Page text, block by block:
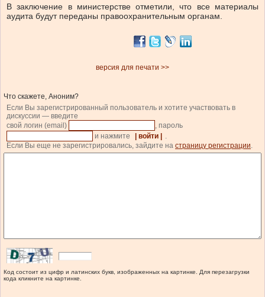
В заключение в министерстве отметили, что все материалы
аудита будут переданы правоохранительным органам.
версия для печати >>
Что скажете, Аноним?
Если Вы зарегистрированный пользователь и хотите участвовать в
дискуссии — введите
свой логин (email)
, пароль
и нажмите
| войти |
.
Если Вы еще не зарегистрировались, зайдите на страницу регистрации.
Код состоит из цифр и латинских букв, изображенных на картинке. Для перезагрузки
кода кликните на картинке.